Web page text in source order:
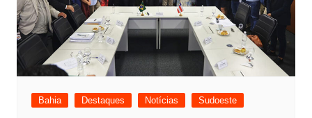
Bahia Destaques Notícias Sudoeste